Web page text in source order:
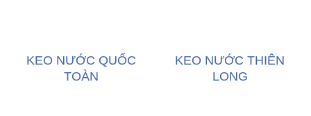
KEO NƯỚC QUỐC
TOÀN
KEO NƯỚC THIÊN
LONG